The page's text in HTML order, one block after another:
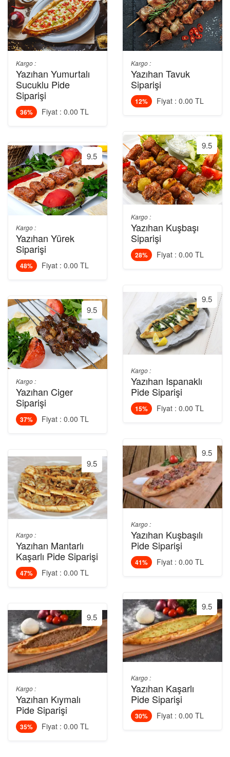
Kargo :
Yazıhan Yumurtalı
Sucuklu Pide
Siparişi
36% Fiyat : 0.00 TL
9.5
Kargo :
Yazıhan Yürek
Siparişi
48% Fiyat : 0.00 TL
9.5
Kargo :
Yazıhan Ciger
Siparişi
37% Fiyat : 0.00 TL
9.5
Kargo :
Yazıhan Mantarlı
Kaşarlı Pide Siparişi
47% Fiyat : 0.00 TL
9.5
Kargo :
Yazıhan Kıymalı
Pide Siparişi
35% Fiyat : 0.00 TL
Kargo :
Yazıhan Tavuk
Siparişi
12% Fiyat : 0.00 TL
9.5
Kargo :
Yazıhan Kuşbaşı
Siparişi
28% Fiyat : 0.00 TL
9.5
Kargo :
Yazıhan Ispanaklı
Pide Siparişi
15% Fiyat : 0.00 TL
9.5
Kargo :
Yazıhan Kuşbaşılı
Pide Siparişi
41% Fiyat : 0.00 TL
9.5
Kargo :
Yazıhan Kaşarlı
Pide Siparişi
30% Fiyat : 0.00 TL